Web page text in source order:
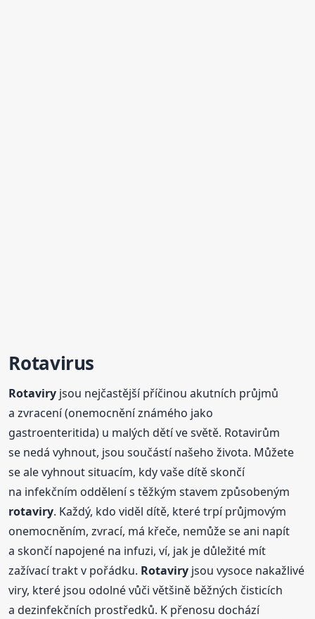
Rotavirus
Rotaviry jsou nejčastější příčinou akutních průjmů
a zvracení (onemocnění známého jako
gastroenteritida) u malých dětí ve světě. Rotavirům
se nedá vyhnout, jsou součástí našeho života. Můžete
se ale vyhnout situacím, kdy vaše dítě skončí
na infekčním oddělení s těžkým stavem způsobeným
rotaviry. Každý, kdo viděl dítě, které trpí průjmovým
onemocněním, zvrací, má křeče, nemůže se ani napít
a skončí napojené na infuzi, ví, jak je důležité mít
zažívací trakt v pořádku. Rotaviry jsou vysoce nakažlivé
viry, které jsou odolné vůči většině běžných čisticích
a dezinfekčních prostředků. K přenosu dochází